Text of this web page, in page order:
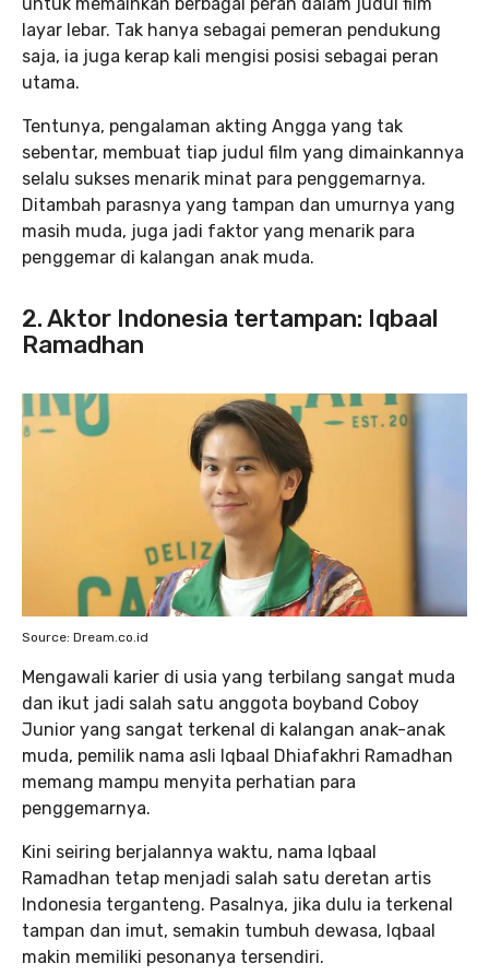
layar lebar. Tak hanya sebagai pemeran pendukung
saja, ia juga kerap kali mengisi posisi sebagai peran
utama.
Tentunya, pengalaman akting Angga yang tak
sebentar, membuat tiap judul film yang dimainkannya
selalu sukses menarik minat para penggemarnya.
Ditambah parasnya yang tampan dan umurnya yang
masih muda, juga jadi faktor yang menarik para
penggemar di kalangan anak muda.
2. Aktor Indonesia tertampan: Iqbaal
Ramadhan
Source: Dream.co.id
Mengawali karier di usia yang terbilang sangat muda
dan ikut jadi salah satu anggota boyband Coboy
Junior yang sangat terkenal di kalangan anak-anak
muda, pemilik nama asli Iqbaal Dhiafakhri Ramadhan
memang mampu menyita perhatian para
penggemarnya.
Kini seiring berjalannya waktu, nama Iqbaal
Ramadhan tetap menjadi salah satu deretan artis
Indonesia terganteng. Pasalnya, jika dulu ia terkenal
tampan dan imut, semakin tumbuh dewasa, Iqbaal
makin memiliki pesonanya tersendiri.